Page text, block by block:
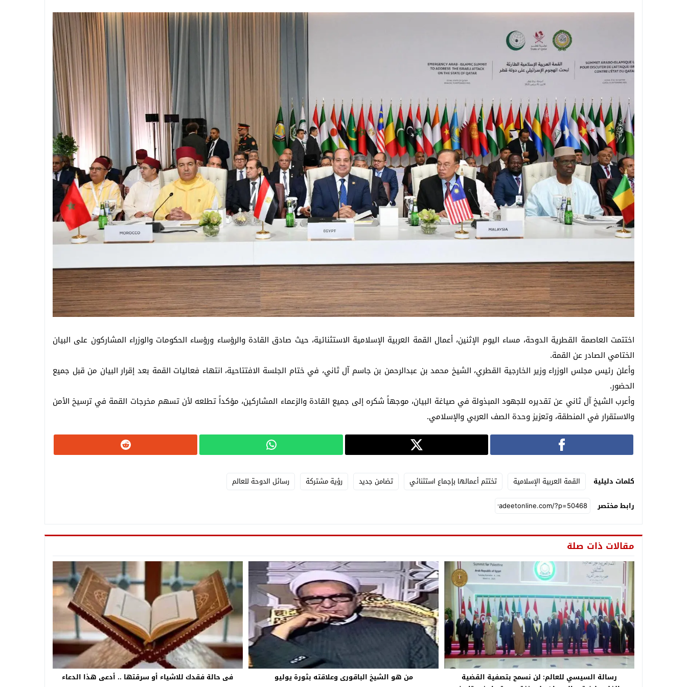
تجديد الثقة في الدكتور فرج البلاصي مديرًا لمستشفى الحوامدية العام .. عندما تتحدث الإنجازات يصدر القرار منصفًا لأصحابها
قطع المياه عن مناطق واسعة بالهرم فجر الجمعة .. تعرف على الأماكن المتأثرة وسبب الانقطاع وموعد التنفيذ
غلق شارع 26 يوليو بالجيزة لمدة أسبوعين بسبب المونوريل .. المواعيد والتحويلات المرورية الكاملة
اختتمت العاصمة القطرية الدوحة، مساء اليوم الإثنين، أعمال القمة العربية الإسلامية الاستثنائية، حيث صادق القادة والرؤساء ورؤساء الحكومات والوزراء المشاركون على البيان
الختامي الصادر عن القمة.
وأعلن رئيس مجلس الوزراء وزير الخارجية القطري، الشيخ محمد بن عبدالرحمن بن جاسم آل ثاني، في ختام الجلسة الافتتاحية، انتهاء فعاليات القمة بعد إقرار البيان من قبل جميع
الحضور.
وأعرب الشيخ آل ثاني عن تقديره للجهود المبذولة في صياغة البيان، موجهاً شكره إلى جميع القادة والزعماء المشاركين، مؤكداً تطلعه لأن تسهم مخرجات القمة في ترسيخ الأمن
والاستقرار في المنطقة، وتعزيز وحدة الصف العربي والإسلامي.
كلمات دليلية القمة العربية الإسلامية تختتم أعمالها بإجماع استثنائي تضامن جديد رؤية مشتركة
رسائل الدوحة للعالم
رابط مختصر
مقالات ذات صلة
رسالة السيسي للعالم: لن نسمح بتصفية القضية
من هو الشيخ الباقورى وعلاقته بثورة يوليو فى حالة فقدك للاشياء أو سرقتها .. أدعى هذا الدعاء